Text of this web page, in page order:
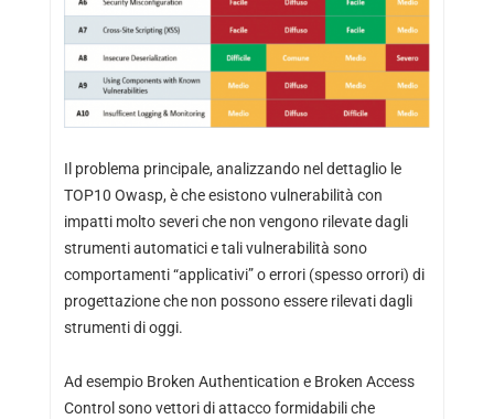
Il problema principale, analizzando nel dettaglio le
TOP10 Owasp, è che esistono vulnerabilità con
impatti molto severi che non vengono rilevate dagli
strumenti automatici e tali vulnerabilità sono
comportamenti “applicativi” o errori (spesso orrori) di
progettazione che non possono essere rilevati dagli
strumenti di oggi.
Ad esempio Broken Authentication e Broken Access
Control sono vettori di attacco formidabili che